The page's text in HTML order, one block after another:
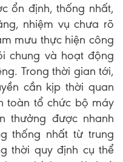
ổn định, thống nhất,
nhiệm vụ chưa rõ
mưu thực hiện công
chung và hoạt động
Trong thời gian tới,
cần kịp thời quan
toàn tổ chức bộ máy
thưởng được nhanh
thống nhất từ trung
thời quy định cụ thể